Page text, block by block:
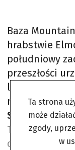
Baza
hrabstwie
południowy
przeszłości
lotnicze.
nieszczęść.
Stricklin
Thunderbird
ostatniej
Ta strona
może
zgody,
w